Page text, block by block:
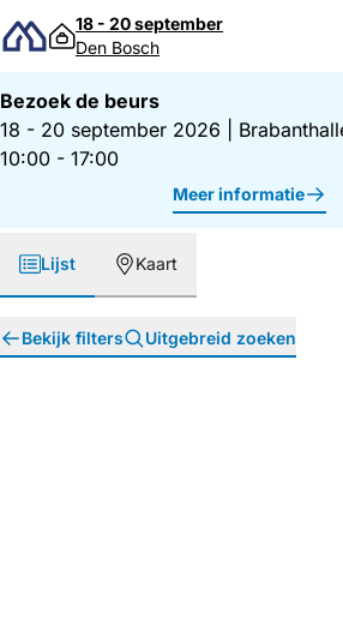
Direct naar inhoud
18 - 20 september
Den Bosch
Bezoek de beurs
18 - 20 september 2026
10:00 - 17:00
Meer informatie
Lijst Kaart
Bekijk filters Uitgebreid zoeken